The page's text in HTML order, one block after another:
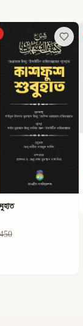
নাম ও গুণাবলী